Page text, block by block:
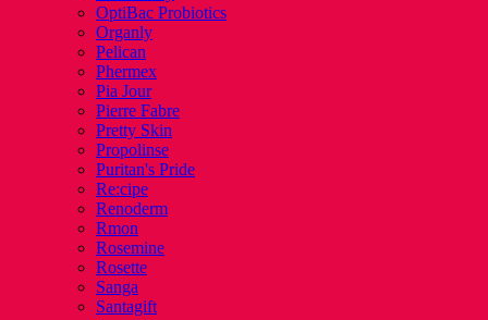
OptiBac Probiotics
Organly
Pelican
Phermex
Pia Jour
Pierre Fabre
Pretty Skin
Propolinse
Puritan's Pride
Re:cipe
Renoderm
Rmon
Rosemine
Rosette
Sanga
Santagift